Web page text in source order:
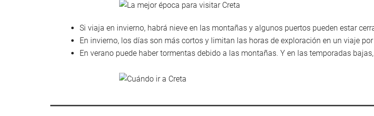
Si viaja en invierno, habrá nieve en las montañas y algunos puertos pueden estar
En invierno, los días son más cortos y limitan las horas de exploración en un viaje
En verano puede haber tormentas debido a las montañas. Y en las temporadas